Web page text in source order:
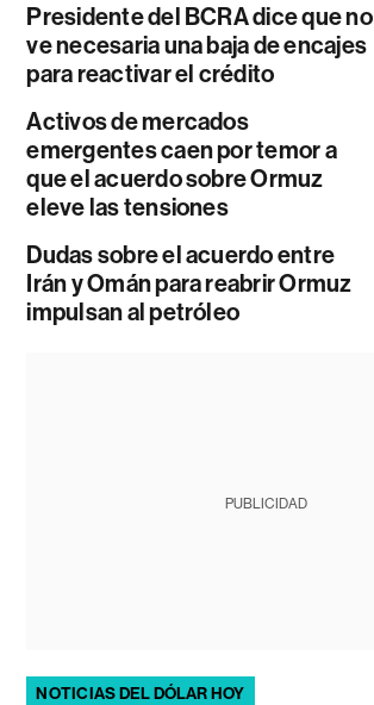
Presidente del BCRA dice que no
ve necesaria una baja de encajes
para reactivar el crédito
Activos de mercados
emergentes caen por temor a
que el acuerdo sobre Ormuz
eleve las tensiones
Dudas sobre el acuerdo entre
Irán y Omán para reabrir Ormuz
impulsan al petróleo
PUBLICIDAD
NOTICIAS DEL DÓLAR HOY